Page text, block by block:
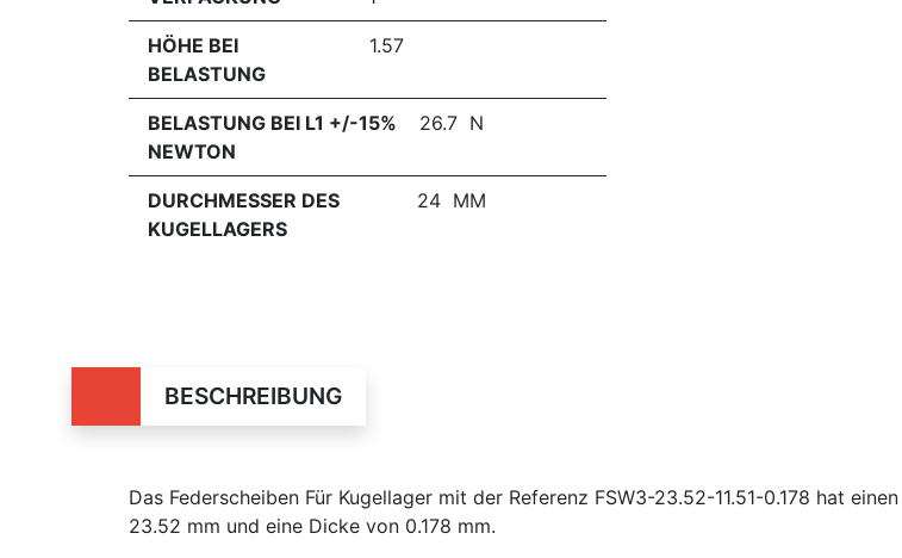
HÖHE BEI
BELASTUNG
1.57
BELASTUNG BEI L1 +/-15%
NEWTON
26.7 N
DURCHMESSER DES
KUGELLAGERS
24 MM
BESCHREIBUNG
Das Federscheiben Für Kugellager mit der Referenz FSW3-23.52-11.51-0.178 hat
23.52 mm und eine Dicke von 0.178 mm.